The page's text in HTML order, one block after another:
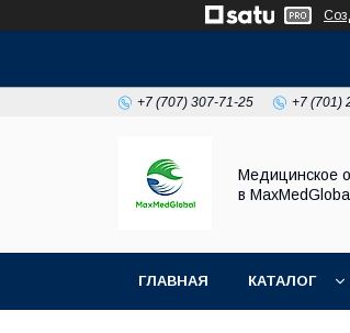
+7 (707) 307-71-25 +7 (701)
Медицинское
в MaxMedGlobal
ГЛАВНАЯ КАТАЛОГ